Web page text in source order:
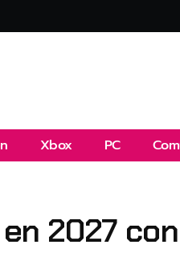
Xbox PC
en 2027